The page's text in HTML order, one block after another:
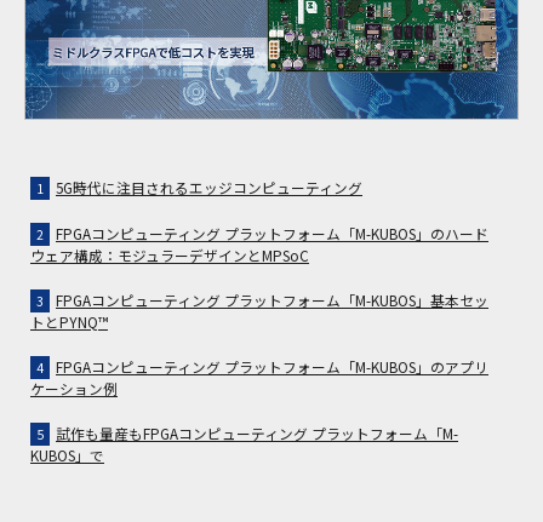
1 5G時代に注目されるエッジコンピューティング
2
FPGAコンピューティング プラットフォーム「M-KUBOS」のハード
ウェア構成：モジュラーデザインとMPSoC
3
FPGAコンピューティング プラットフォーム「M-KUBOS」基本セッ
トとPYNQ™
4
FPGAコンピューティング プラットフォーム「M-KUBOS」のアプリ
ケーション例
5
試作も量産もFPGAコンピューティング プラットフォーム「M-
KUBOS」で